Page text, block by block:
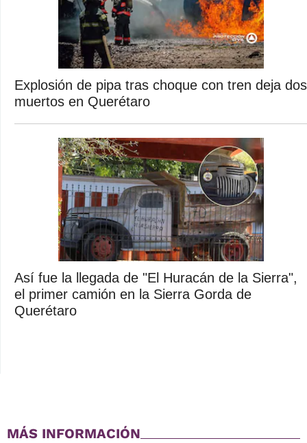
Explosión de pipa tras choque con tren deja dos
muertos en Querétaro
Así fue la llegada de "El Huracán de la Sierra",
el primer camión en la Sierra Gorda de
Querétaro
MÁS INFORMACIÓN